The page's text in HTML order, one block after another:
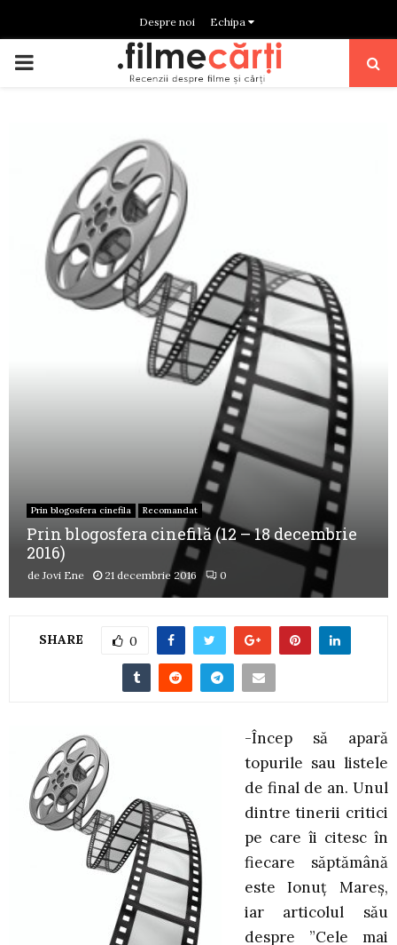
Despre noi Echipa
PRIMARY
Prin blogosfera cinefila Recomandat
Prin blogosfera cinefilă (12 – 18 decembrie
2016)
deJovi Ene 21 decembrie 2016 0
SHARE 0
-Încep să apară
topurile sau listele
de final de an. Unul
dintre tinerii critici
pe care îi citesc în
fiecare săptămână
este Ionuț Mareș,
iar articolul său
despre ”Cele mai